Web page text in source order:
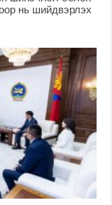
нь шийдвэрлэх